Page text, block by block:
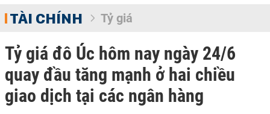
TÀI CHÍNH Tỷ giá
Tỷ giá đô Úc hôm nay ngày 24/6
quay đầu tăng mạnh ở hai chiều
giao dịch tại các ngân hàng